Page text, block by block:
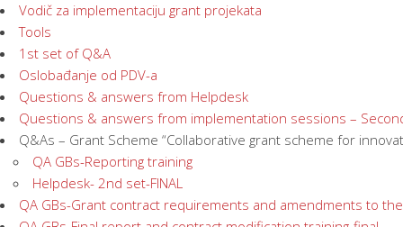
Vodič za implementaciju grant projekata
Tools
1st set of Q&A
Oslobađanje od PDV-a
Questions & answers from Helpdesk
Questions & answers from implementation sessions –
Q&As – Grant Scheme “Collaborative grant scheme for
QA GBs-Reporting training
Helpdesk- 2nd set-FINAL
QA GBs-Grant contract requirements and amendments to